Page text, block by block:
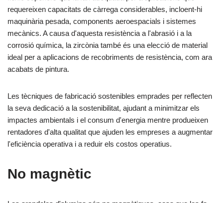
requereixen capacitats de càrrega considerables, incloent-hi
maquinària pesada, components aeroespacials i sistemes
mecànics. A causa d'aquesta resistència a l'abrasió i a la
corrosió química, la zircònia també és una elecció de material
ideal per a aplicacions de recobriments de resistència, com ara
acabats de pintura.
Les tècniques de fabricació sostenibles emprades per reflecten
la seva dedicació a la sostenibilitat, ajudant a minimitzar els
impactes ambientals i el consum d'energia mentre produeixen
rentadores d'alta qualitat que ajuden les empreses a augmentar
l'eficiència operativa i a reduir els costos operatius.
No magnètic